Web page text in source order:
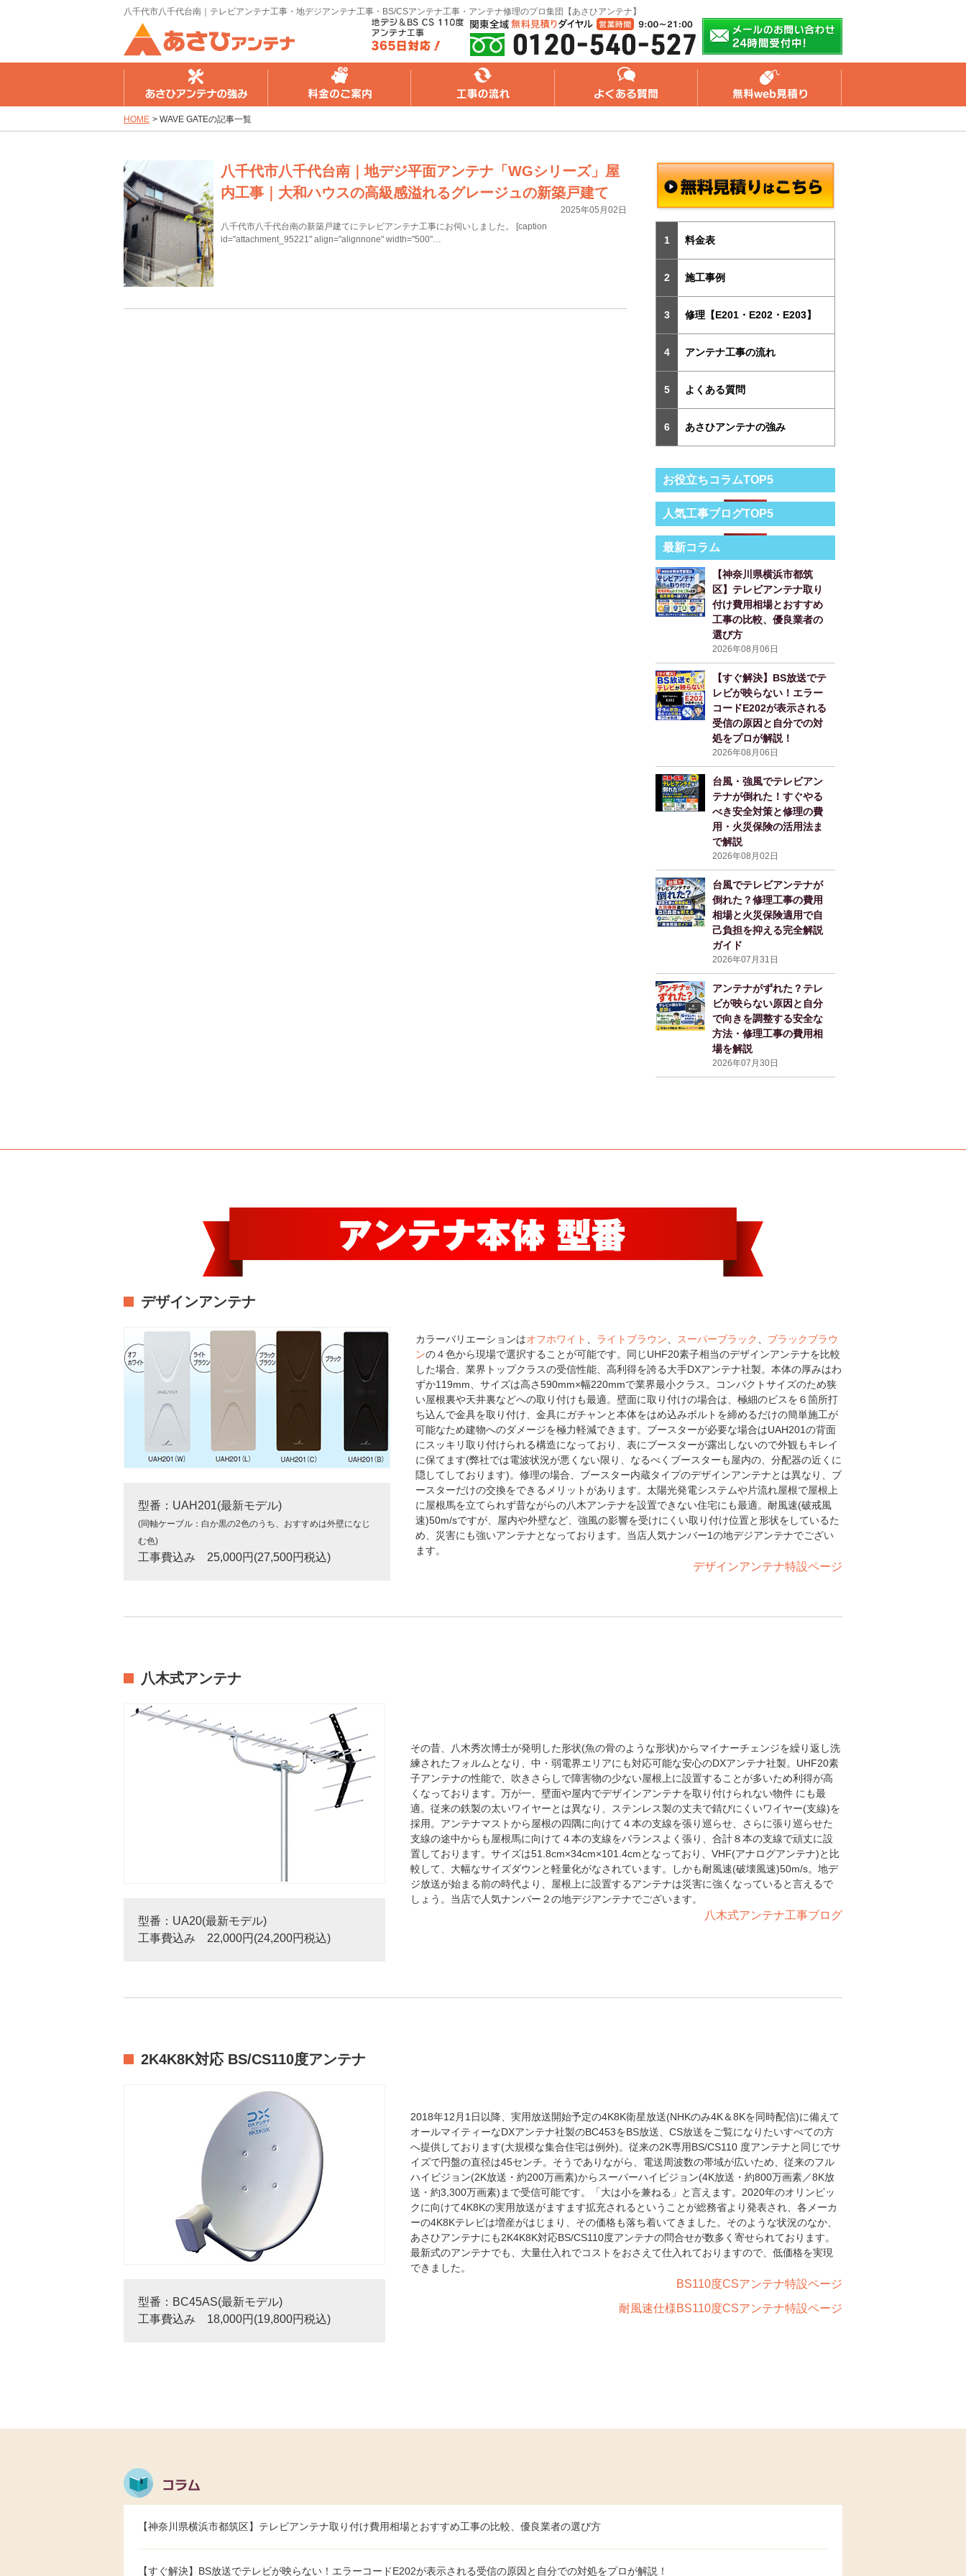
八千代市八千代台南｜テレビアンテナ工事・地デジアンテナ工事・BS/CSアンテナ工事・アンテナ修理のプロ集団【あさひアンテナ】
料金のご案内 工事の流れ よくある質問 無料web見積り
HOME > WAVE GATEの記事一覧
八千代市八千代台南｜地デジ平面アンテナ「WGシリーズ」屋
内工事｜大和ハウスの高級感溢れるグレージュの新築戸建て
2025年05月02日
八千代市八千代台南の新築戸建てにテレビアンテナ工事にお伺いしました。 [caption
id="attachment_95221" align="alignnone" width="500"…
料金表
施工事例
修理【E201・E202・E203】
アンテナ工事の流れ
よくある質問
あさひアンテナの強み
お役立ちコラムTOP5
人気工事ブログTOP5
最新コラム
【神奈川県横浜市都筑
区】テレビアンテナ取り
付け費用相場とおすすめ
工事の比較、優良業者の
選び方
2026年08月06日
【すぐ解決】BS放送でテ
レビが映らない！エラー
コードE202が表示される
受信の原因と自分での対
処をプロが解説！
2026年08月06日
台風・強風でテレビアン
テナが倒れた！すぐやる
べき安全対策と修理の費
用・火災保険の活用法ま
で解説
2026年08月02日
台風でテレビアンテナが
倒れた？修理工事の費用
相場と火災保険適用で自
己負担を抑える完全解説
ガイド
2026年07月31日
アンテナがずれた？テレ
ビが映らない原因と自分
で向きを調整する安全な
方法・修理工事の費用相
場を解説
2026年07月30日
デザインアンテナ
型番：UAH201(最新モデル)
(同軸ケーブル：白か黒の2色のうち、おすすめは外壁になじ
む色)
工事費込み 25,000円(27,500円税込)
カラーバリエーションはオフホワイト ライトブラウン スーパーブラック
ブラックブラウ
ンの４色から現場で選択することが可能です。同じUHF20素子相当のデザインアンテナを比較
した場合、業界トップクラスの受信性能、高利得を誇る大手DXアンテナ社製。本体の厚みはわ
ずか119mm、サイズは高さ590mm×幅220mmで業界最小クラス。コンパクトサイズのため狭
い屋根裏や天井裏などへの取り付けも最適。壁面に取り付けの場合は、極細のビスを６箇所打
ち込んで金具を取り付け、金具にガチャンと本体をはめ込みボルトを締めるだけの簡単施工が
可能なため建物へのダメージを極力軽減できます。ブースターが必要な場合はUAH201の背面
にスッキリ取り付けられる構造になっており、表にブースターが露出しないので外観もキレイ
に保てます(弊社では電波状況が悪くない限り、なるべくブースターも屋内の、分配器の近くに
隠してしております)。修理の場合、ブースター内蔵タイプのデザインアンテナとは異なり、ブ
ースターだけの交換をできるメリットがあります。太陽光発電システムや片流れ屋根で屋根上
に屋根馬を立てられず昔ながらの八木アンテナを設置できない住宅にも最適。耐風速(破戒風
速)50m/sですが、屋内や外壁など、強風の影響を受けにくい取り付け位置と形状をしているた
め、災害にも強いアンテナとなっております。当店人気ナンバー1の地デジアンテナでござい
ます。
デザインアンテナ特設ページ
八木式アンテナ
型番：UA20(最新モデル)
工事費込み 22,000円(24,200円税込)
その昔、八木秀次博士が発明した形状(魚の骨のような形状)からマイナーチェンジを繰り返し洗
練されたフォルムとなり、中・弱電界エリアにも対応可能な安心のDXアンテナ社製。UHF20素
子アンテナの性能で、吹きさらしで障害物の少ない屋根上に設置することが多いため利得が高
くなっております。万が一、壁面や屋内でデザインアンテナを取り付けられない物件 にも最
適。従来の鉄製の太いワイヤーとは異なり、ステンレス製の丈夫で錆びにくいワイヤー(支線)を
採用。アンテナマストから屋根の四隅に向けて４本の支線を張り巡らせ、さらに張り巡らせた
支線の途中からも屋根馬に向けて４本の支線をバランスよく張り、合計８本の支線で頑丈に設
置しております。サイズは51.8cm×34cm×101.4cmとなっており、VHF(アナログアンテナ)と比
較して、大幅なサイズダウンと軽量化がなされています。しかも耐風速(破壊風速)50m/s。地デ
ジ放送が始まる前の時代より、屋根上に設置するアンテナは災害に強くなっていると言えるで
しょう。当店で人気ナンバー２の地デジアンテナでございます。
八木式アンテナ工事ブログ
2K4K8K対応 BS/CS110度アンテナ
型番：BC45AS(最新モデル)
工事費込み 18,000円(19,800円税込)
2018年12月1日以降、実用放送開始予定の4K8K衛星放送(NHKのみ4K＆8Kを同時配信)に備えて
オールマイティーなDXアンテナ社製のBC453をBS放送、CS放送をご覧になりたいすべての方
へ提供しております(大規模な集合住宅は例外)。従来の2K専用BS/CS110 度アンテナと同じでサ
イズで円盤の直径は45センチ。そうでありながら、電送周波数の帯域が広いため、従来のフル
ハイビジョン(2K放送・約200万画素)からスーパーハイビジョン(4K放送・約800万画素／8K放
送・約3,300万画素)まで受信可能です。「大は小を兼ねる」と言えます。2020年のオリンピッ
クに向けて4K8Kの実用放送がますます拡充されるということが総務省より発表され、各メーカ
ーの4K8Kテレビは増産がはじまり、その価格も落ち着いてきました。そのような状況のなか、
あさひアンテナにも2K4K8K対応BS/CS110度アンテナの問合せが数多く寄せられております。
最新式のアンテナでも、大量仕入れでコストをおさえて仕入れておりますので、低価格を実現
できました。
BS110度CSアンテナ特設ページ
耐風速仕様BS110度CSアンテナ特設ページ
【神奈川県横浜市都筑区】テレビアンテナ取り付け費用相場とおすすめ工事の比較、優良業者の選び方
【すぐ解決】BS放送でテレビが映らない！エラーコードE202が表示される受信の原因と自分での対処をプロが解説！